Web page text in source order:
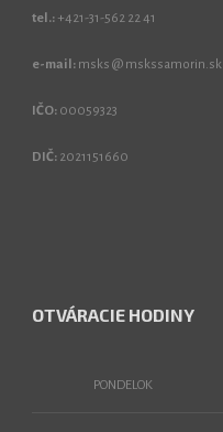
tel.: +421-31-562 22 41
e-mail: msks @ mskssamorin.sk
IČO: 00059323
DIČ: 2021151660
OTVÁRACIE HODINY
PONDELOK